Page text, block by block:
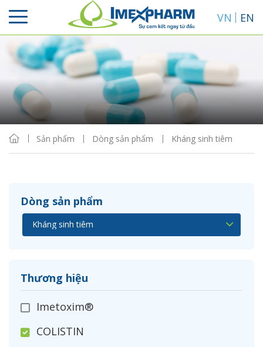
VN EN
Sản phẩm Dòng sản phẩm Kháng sinh tiêm
Dòng sản phẩm
Thương hiệu
Imetoxim®
COLISTIN
Sắp xếp
Hiển thị